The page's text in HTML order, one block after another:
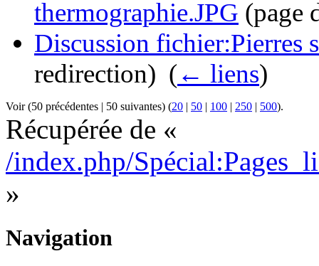
thermographie.JPG (page
Discussion fichier:Pierres
redirection) ‎ (← liens)
Voir (50 précédentes | 50 suivantes) (20 | 50 | 100 | 250 | 500).
Récupérée de «
/index.php/
»
Navigation